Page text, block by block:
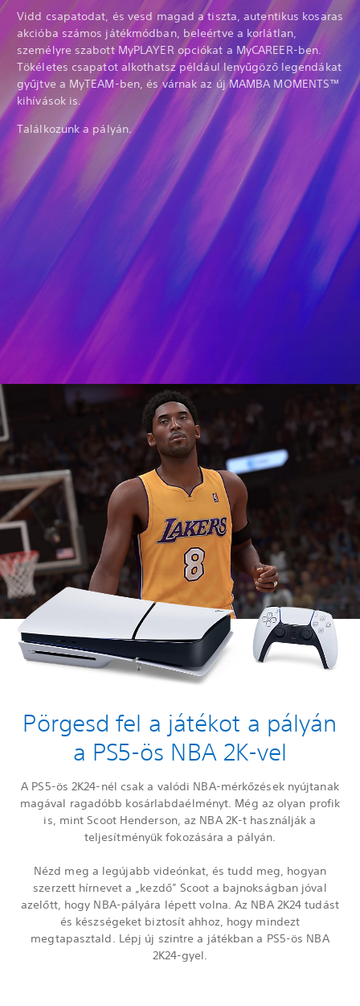
Vidd csapatodat, és vesd magad a tiszta, autentikus kosaras
akcióba számos játékmódban, beleértve a korlátlan,
személyre szabott MyPLAYER opciókat a MyCAREER-ben.
Tökéletes csapatot alkothatsz például lenyűgöző legendákat
gyűjtve a MyTEAM-ben, és várnak az új MAMBA MOMENTS™
kihívások is.
Találkozunk a pályán.
Pörgesd fel a játékot a pályán
a PS5-ös NBA 2K-vel
A PS5-ös 2K24-nél csak a valódi NBA-mérkőzések nyújtanak
magával ragadóbb kosárlabdaélményt. Még az olyan profik
is, mint Scoot Henderson, az NBA 2K-t használják a
teljesítményük fokozására a pályán.
Nézd meg a legújabb videónkat, és tudd meg, hogyan
szerzett hírnevet a „kezdő” Scoot a bajnokságban jóval
azelőtt, hogy NBA-pályára lépett volna. Az NBA 2K24 tudást
és készségeket biztosít ahhoz, hogy mindezt
megtapasztald. Lépj új szintre a játékban a PS5-ös NBA
2K24-gyel.